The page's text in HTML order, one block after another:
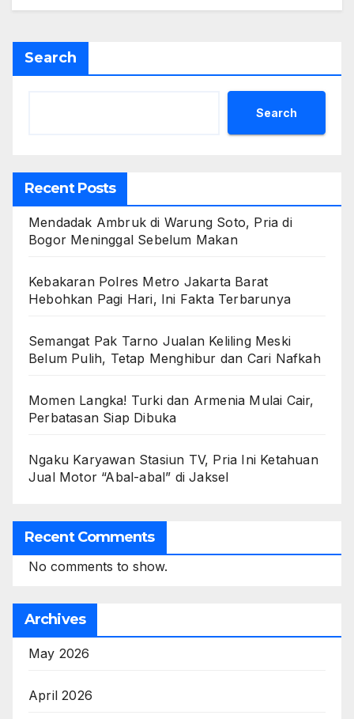
Search
Search
Recent Posts
Mendadak Ambruk di Warung Soto, Pria di
Bogor Meninggal Sebelum Makan
Kebakaran Polres Metro Jakarta Barat
Hebohkan Pagi Hari, Ini Fakta Terbarunya
Semangat Pak Tarno Jualan Keliling Meski
Belum Pulih, Tetap Menghibur dan Cari Nafkah
Momen Langka! Turki dan Armenia Mulai Cair,
Perbatasan Siap Dibuka
Ngaku Karyawan Stasiun TV, Pria Ini Ketahuan
Jual Motor “Abal-abal” di Jaksel
Recent Comments
No comments to show.
Archives
May 2026
April 2026